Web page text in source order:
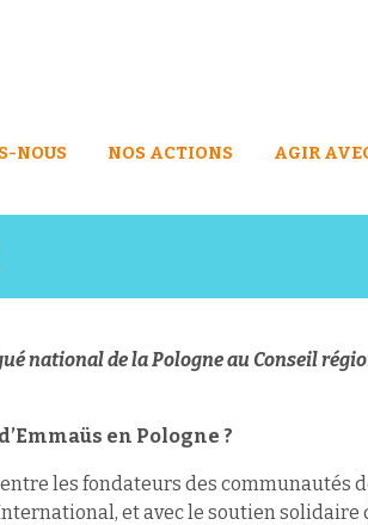
NOUS NOS ACTIONS AGIR
national de la Pologne au Conseil
en Pologne ?
les fondateurs des communautés
et avec le soutien solidaire